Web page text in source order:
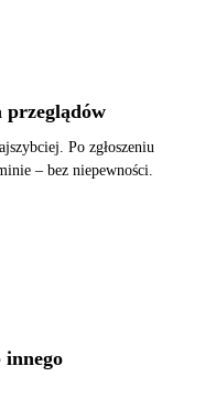
przeglądów
Po zgłoszeniu
– bez niepewności.